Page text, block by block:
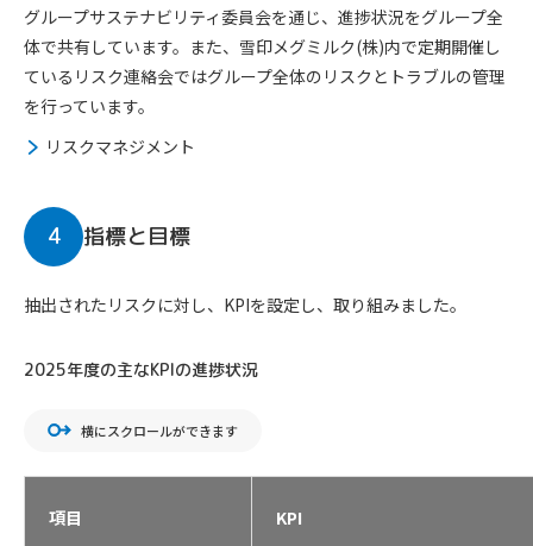
グループサステナビリティ委員会を通じ、進捗状況をグループ全
体で共有しています。また、雪印メグミルク(株)内で定期開催し
ているリスク連絡会ではグループ全体のリスクとトラブルの管理
を行っています。
リスクマネジメント
4 指標と目標
抽出されたリスクに対し、KPIを設定し、取り組みました。
2025年度の主なKPIの進捗状況
横にスクロールができます
項目 KPI